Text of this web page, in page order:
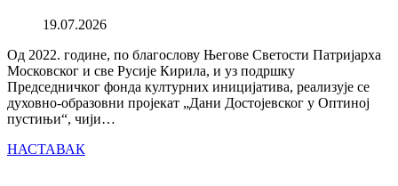
19.07.2026
Од 2022. године, по благослову Његове Светости Патријарха
Московског и све Русије Кирила, и уз подршку
Председничког фонда културних иницијатива, реализује се
духовно-образовни пројекат „Дани Достојевског у Оптиној
пустињи“, чији…
НАСТАВАК